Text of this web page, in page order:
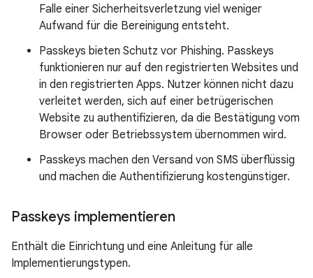
Falle einer Sicherheitsverletzung viel weniger
Aufwand für die Bereinigung entsteht.
Passkeys bieten Schutz vor Phishing. Passkeys
funktionieren nur auf den registrierten Websites und
in den registrierten Apps. Nutzer können nicht dazu
verleitet werden, sich auf einer betrügerischen
Website zu authentifizieren, da die Bestätigung vom
Browser oder Betriebssystem übernommen wird.
Passkeys machen den Versand von SMS überflüssig
und machen die Authentifizierung kostengünstiger.
Passkeys implementieren
Enthält die Einrichtung und eine Anleitung für alle
Implementierungstypen.